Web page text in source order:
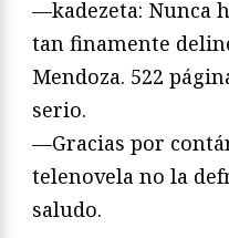
—kadezeta: Nunca
tan finamente
Mendoza. 522
serio.
—Gracias por
telenovela no la
saludo.